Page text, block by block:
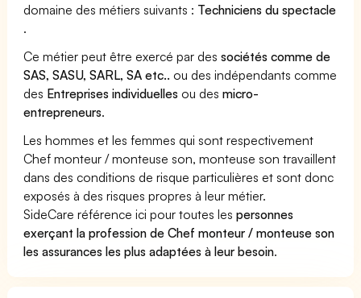
domaine des métiers suivants : Techniciens du spectacle
.
Ce métier peut être exercé par dessociétés comme de
SAS, SASU, SARL, SA etc.. ou des indépendants comme
des Entreprises individuelles ou desmicro-
entrepreneurs.
Les hommes et les femmes qui sont respectivement
Chef monteur / monteuse son, monteuse son travaillent
dans des conditions de risque particulières et sont donc
exposés à des risques propres à leur métier.
SideCare référence ici pour toutes lespersonnes
exerçant la profession de Chef monteur / monteuse son
les assurances les plus adaptées à leur besoin.